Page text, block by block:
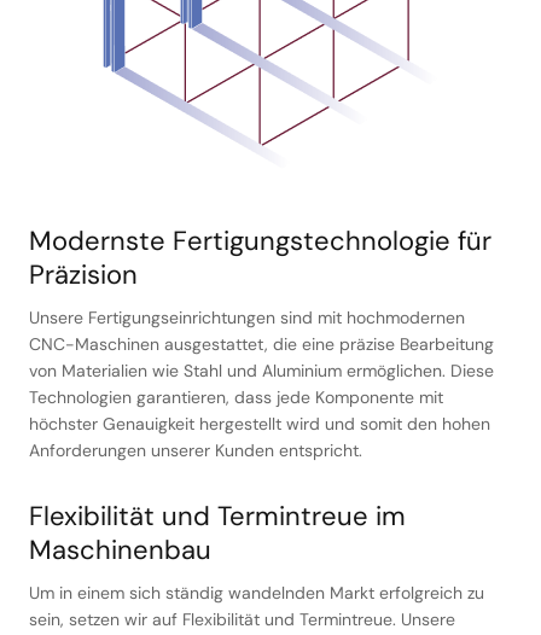
Modernste Fertigungstechnologie für
Präzision
Unsere Fertigungseinrichtungen sind mit hochmodernen
CNC-Maschinen ausgestattet, die eine präzise Bearbeitung
von Materialien wie Stahl und Aluminium ermöglichen. Diese
Technologien garantieren, dass jede Komponente mit
höchster Genauigkeit hergestellt wird und somit den hohen
Anforderungen unserer Kunden entspricht.
Flexibilität und Termintreue im
Maschinenbau
Um in einem sich ständig wandelnden Markt erfolgreich zu
sein, setzen wir auf Flexibilität und Termintreue. Unsere